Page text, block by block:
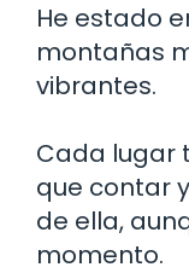
He estado
montañas
vibrantes.
Cada lugar
que contar
de ella,
momento.